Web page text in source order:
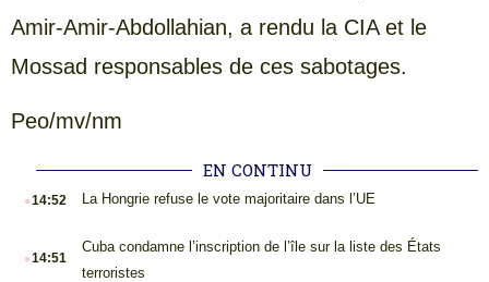
Amir-Amir-Abdollahian, a rendu la CIA et le
Mossad responsables de ces sabotages.
Peo/mv/nm
EN CONTINU
.14:52 La Hongrie refuse le vote majoritaire dans l’UE
.14:51
Cuba condamne l’inscription de l’île sur la liste des États
terroristes